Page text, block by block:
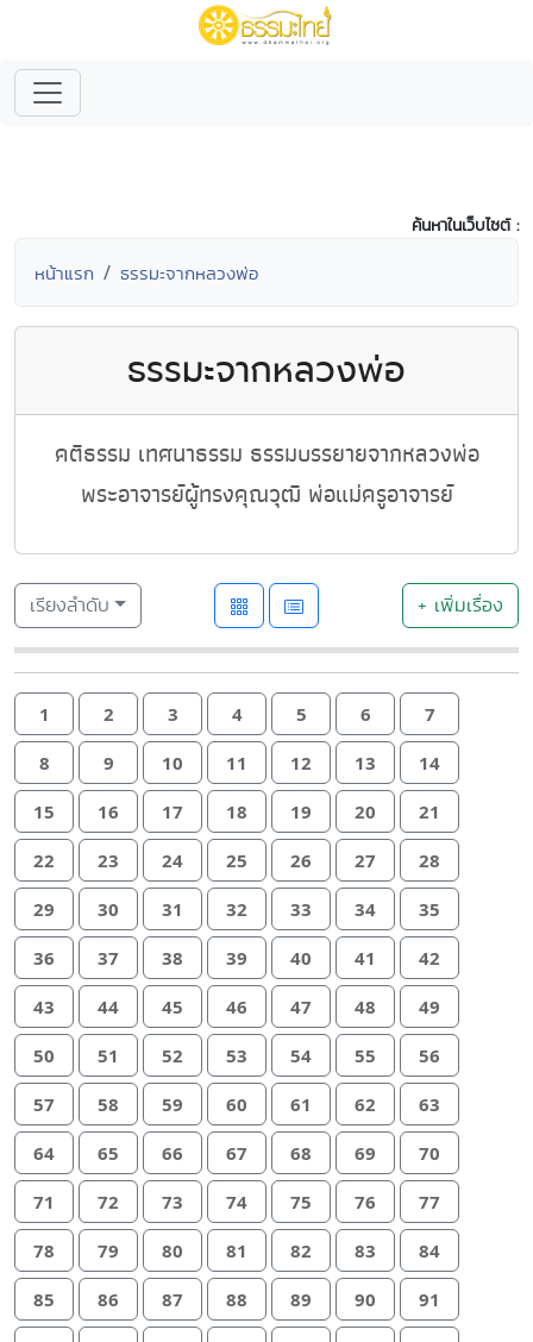
ค้นหาในเว็บไซต์ :
หน้าแรก ธรรมะจากหลวงพ่อ
ธรรมะจากหลวงพ่อ
คติธรรม เทศนาธรรม ธรรมบรรยายจากหลวงพ่อ
พระอาจารย์ผู้ทรงคุณวุฒิ พ่อแม่ครูอาจารย์
เรียงลำดับ + เพิ่มเรื่อง
1 2 3 4 5 6 7
8 9 10 11 12 13 14
15 16 17 18 19 20 21
22 23 24 25 26 27 28
29 30 31 32 33 34 35
36 37 38 39 40 41 42
43 44 45 46 47 48 49
50 51 52 53 54 55 56
57 58 59 60 61 62 63
64 65 66 67 68 69 70
71 72 73 74 75 76 77
78 79 80 81 82 83 84
85 86 87 88 89 90 91